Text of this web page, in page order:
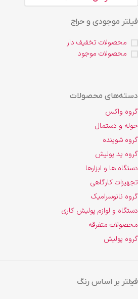
فیلتر موجودی و حراج
محصولات تخفیف دار
محصولات موجود
دسته‌های محصولات
گروه واکس
حوله و دستمال
گروه شوینده
گروه پد پولیش
دستگاه ها و ابزارها
تجهیزات کارگاهی
گروه نانوسرامیک
دستگاه و لوازم پولیش کاری
محصولات متفرقه
گروه پولیش
فیلتر بر اساس رنگ